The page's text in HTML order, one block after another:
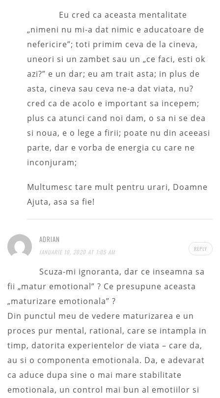
Eu cred ca aceasta mentalitate
„nimeni nu mi-a dat nimic e aducatoare de
nefericire”; toti primim ceva de la cineva,
uneori si un zambet sau un „ce faci, esti ok
azi?” e un dar; eu am trait asta; in plus de
asta, cineva sau ceva ne-a dat viata, nu?
cred ca de acolo e important sa incepem;
plus ca atunci cand noi dam, o sa ni se dea
si noua, e o lege a firii; poate nu din aceeasi
parte, dar e vorba de energia cu care ne
inconjuram;
Multumesc tare mult pentru urari, Doamne
Ajuta, asa sa fie!
ADRIAN
IANUARIE 10, 2020 AT 1:05 AM REPLY
Scuza-mi ignoranta, dar ce inseamna sa
fii „matur emotional” ? Ce presupune aceasta
„maturizare emotionala” ?
Din punctul meu de vedere maturizarea e un
proces pur mental, rational, care se intampla in
timp, datorita experientelor de viata – care da,
au si o componenta emotionala. Da, e adevarat
ca aduce dupa sine o mai mare stabilitate
emotionala, un control mai bun al emotiilor si